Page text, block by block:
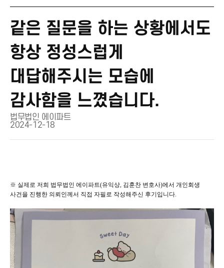
같은 질문을 하는 상황에서도
항상 정성스럽게
대답해주시는 모습에
감사함을 느꼈습니다.
법무법인 에이파트
2024-12-18
※ 실제로 저희 법무법인 에이파트(유익상, 김훈찬 변호사)에서 개인회생
사건을 진행한 의뢰인께서 직접 자필로 작성해주신 후기입니다.